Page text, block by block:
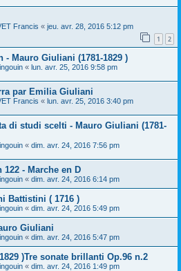
Francis « jeu. avr. 28, 2016 5:12 pm
1 2
Mauro Giuliani (1781-1829 )
« lun. avr. 25, 2016 9:58 pm
par Emilia Giuliani
Francis « lun. avr. 25, 2016 3:40 pm
di studi scelti - Mauro Giuliani (1781-
« dim. avr. 24, 2016 7:56 pm
122 - Marche en D
« dim. avr. 24, 2016 6:14 pm
Battistini ( 1716 )
« dim. avr. 24, 2016 5:49 pm
Giuliani
« dim. avr. 24, 2016 5:47 pm
)Tre sonate brillanti Op.96 n.2
« dim. avr. 24, 2016 1:49 pm